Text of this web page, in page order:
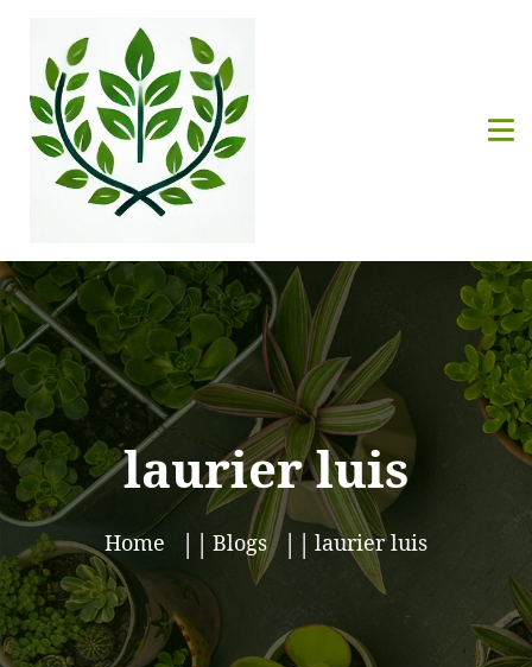
laurier luis
Home Blogs laurier luis